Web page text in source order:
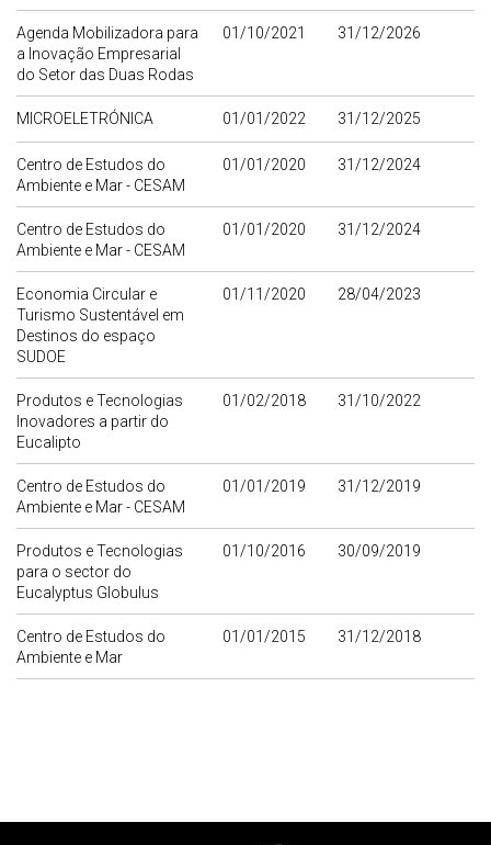
Agenda Mobilizadora para
a Inovação Empresarial
do Setor das Duas Rodas
01/10/2021 31/12/2026
MICROELETRÓNICA 01/01/2022 31/12/2025
Centro de Estudos do
Ambiente e Mar - CESAM
01/01/2020 31/12/2024
Centro de Estudos do
Ambiente e Mar - CESAM
01/01/2020 31/12/2024
Economia Circular e
Turismo Sustentável em
Destinos do espaço
SUDOE
01/11/2020 28/04/2023
Produtos e Tecnologias
Inovadores a partir do
Eucalipto
01/02/2018 31/10/2022
Centro de Estudos do
Ambiente e Mar - CESAM
01/01/2019 31/12/2019
Produtos e Tecnologias
para o sector do
Eucalyptus Globulus
01/10/2016 30/09/2019
Centro de Estudos do
Ambiente e Mar
01/01/2015 31/12/2018